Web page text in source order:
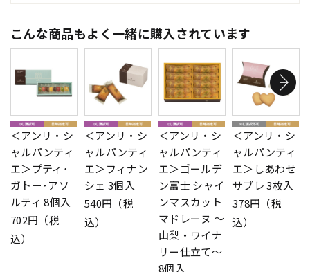
こんな商品もよく一緒に購入されています
＜アンリ・シ
ャルパンティ
エ＞プティ･
ガトー･アソ
ルティ 8個入
702円（税
込）
＜アンリ・シ
ャルパンティ
エ＞フィナン
シェ 3個入
540円（税
込）
＜アンリ・シ
ャルパンティ
エ＞ゴールデ
ン富士 シャイ
ンマスカット
マドレーヌ ～
山梨・ワイナ
リー仕立て～
8個入
＜アンリ・シ
ャルパンティ
エ＞しあわせ
サブレ 3枚入
378円（税
込）